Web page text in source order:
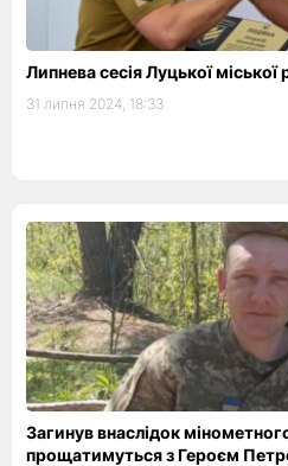
Липнева сесія Луцької
31 липня 2024, 18:33
Загинув внаслідок
прощатимуться з Героєм